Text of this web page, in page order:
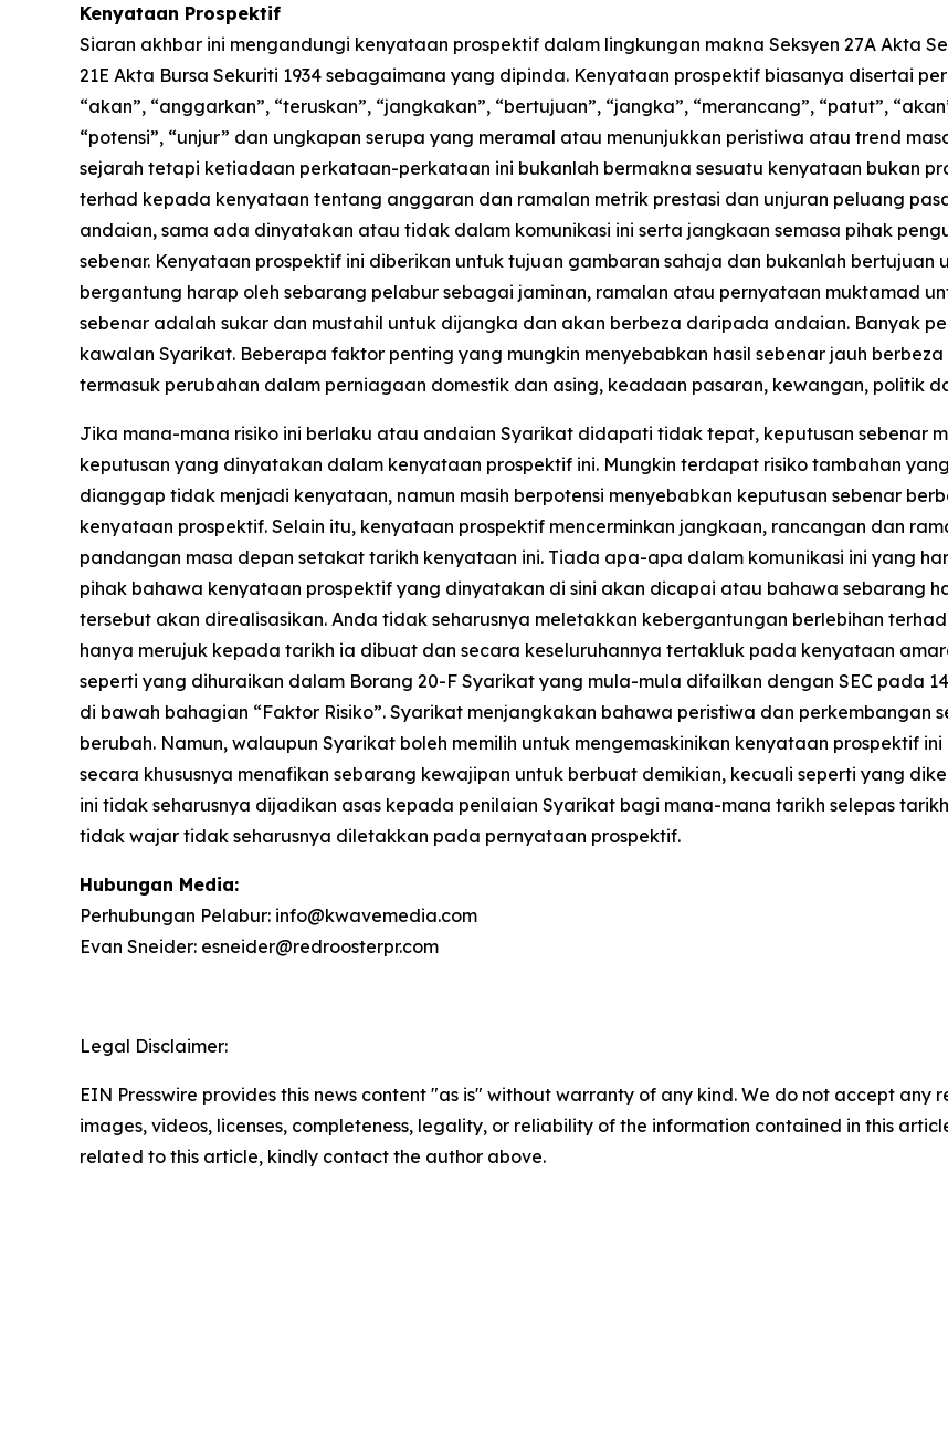
Kenyataan Prospektif
Siaran akhbar ini mengandungi kenyataan prospektif dalam lingkungan makna Seksyen 27A Akta
21E Akta Bursa Sekuriti 1934 sebagaimana yang dipinda. Kenyataan prospektif biasanya disertai
“akan”, “anggarkan”, “teruskan”, “jangkakan”, “bertujuan”, “jangka”, “merancang”, “patut”,
“potensi”, “unjur” dan ungkapan serupa yang meramal atau menunjukkan peristiwa atau trend
sejarah tetapi ketiadaan perkataan-perkataan ini bukanlah bermakna sesuatu kenyataan bukan
terhad kepada kenyataan tentang anggaran dan ramalan metrik prestasi dan unjuran peluang
andaian, sama ada dinyatakan atau tidak dalam komunikasi ini serta jangkaan semasa pihak
sebenar. Kenyataan prospektif ini diberikan untuk tujuan gambaran sahaja dan bukanlah
bergantung harap oleh sebarang pelabur sebagai jaminan, ramalan atau pernyataan muktamad
sebenar adalah sukar dan mustahil untuk dijangka dan akan berbeza daripada andaian. Banyak
kawalan Syarikat. Beberapa faktor penting yang mungkin menyebabkan hasil sebenar jauh
termasuk perubahan dalam perniagaan domestik dan asing, keadaan pasaran, kewangan, politik
Jika mana-mana risiko ini berlaku atau andaian Syarikat didapati tidak tepat, keputusan sebenar
keputusan yang dinyatakan dalam kenyataan prospektif ini. Mungkin terdapat risiko tambahan
dianggap tidak menjadi kenyataan, namun masih berpotensi menyebabkan keputusan sebenar
kenyataan prospektif. Selain itu, kenyataan prospektif mencerminkan jangkaan, rancangan dan
pandangan masa depan setakat tarikh kenyataan ini. Tiada apa-apa dalam komunikasi ini yang
pihak bahawa kenyataan prospektif yang dinyatakan di sini akan dicapai atau bahawa sebarang
tersebut akan direalisasikan. Anda tidak seharusnya meletakkan kebergantungan berlebihan
hanya merujuk kepada tarikh ia dibuat dan secara keseluruhannya tertakluk pada kenyataan
seperti yang dihuraikan dalam Borang 20-F Syarikat yang mula-mula difailkan dengan SEC pada
di bawah bahagian “Faktor Risiko”. Syarikat menjangkakan bahawa peristiwa dan perkembangan
berubah. Namun, walaupun Syarikat boleh memilih untuk mengemaskinikan kenyataan prospektif
secara khususnya menafikan sebarang kewajipan untuk berbuat demikian, kecuali seperti yang
ini tidak seharusnya dijadikan asas kepada penilaian Syarikat bagi mana-mana tarikh selepas
tidak wajar tidak seharusnya diletakkan pada pernyataan prospektif.
Hubungan Media:
Perhubungan Pelabur: info@kwavemedia.com
Evan Sneider: esneider@redroosterpr.com
Legal Disclaimer:
EIN Presswire provides this news content "as is" without warranty of any kind. We do not accept
images, videos, licenses, completeness, legality, or reliability of the information contained in this
related to this article, kindly contact the author above.